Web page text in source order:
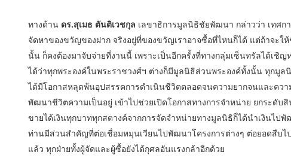
ทางด้าน ดร.สุเมธ ตันติเวชกุล เลขาธิการมูลนิธิชัยพัฒนา กล่าวว่า เทศก
จัดหาของขวัญของฝาก จริงอยู่ที่ของขวัญเราอาจซื้อที่ไหนก็ได้ แต่ถ้าจะ
นั้น ก็คงต้องมาจับจ่ายที่งานนี้ เพราะเป็นอีกครั้งที่ทางกลุ่มเซ็นทรัลได้เชิ
ได้ว่าทุกพระองค์ในพระราชวงศ์ฯ ต่างก็มีมูลนิธิส่วนพระองค์ทั้งนั้น ทุกมู
ได้มีโอกาสหลุดพ้นอุปสรรคการดำเนินชีวิตตลอดจนความยากจนและควา
พัฒนาชีวิตความเป็นอยู่ เข้าไปช่วยเปิดโอกาสทางการจำหน่าย ยกระดับ
ขายได้เงินทุกบาททุกสตางค์จากการจัดจำหน่ายทางมูลนิธิก็ได้นำเงินไป
ท่านมีส่วนสำคัญที่ต่อเชื่อมหมุนเวียนไปพัฒนาโครงการต่างๆ ต่อยอดสืบ
แล้ว ทุกฝ่ายทั้งผู้จัดและผู้ซื้อยังได้กุศลอันแรงกล้าอีกด้วย